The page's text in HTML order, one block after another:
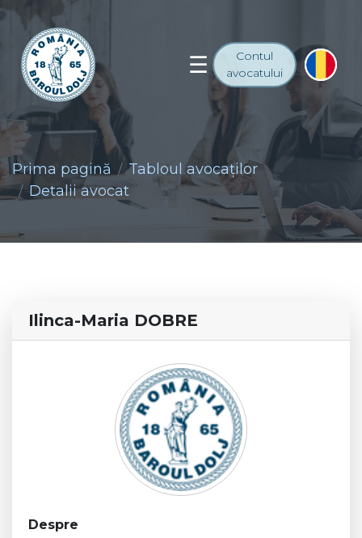
Contul
avocatului
Prima pagină
Tabloul avocaţilor
Detalii avocat
Ilinca-Maria DOBRE
Despre